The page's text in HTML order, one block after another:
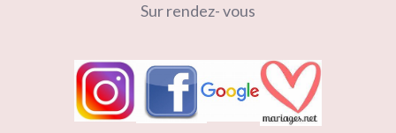
Sur rendez- vous